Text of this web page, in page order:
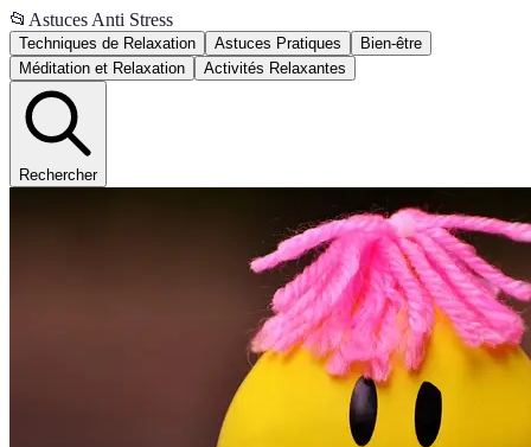
📂 Astuces Anti Stress
Techniques de Relaxation Astuces Pratiques
Bien-être
Méditation et Relaxation
Activités Relaxantes
Rechercher